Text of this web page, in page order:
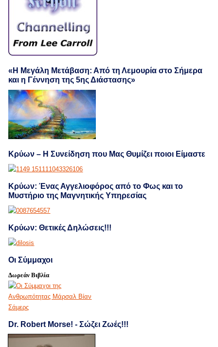
«Η Μεγάλη Μετάβαση: Από τη Λεμουρία στο Σήμερα
και η Γέννηση της 5ης Διάστασης»
Κρύων – Η Συνείδηση που Μας Θυμίζει ποιοι Είμαστε
Κρύων: Ένας Αγγελιοφόρος από το Φως και το
Μυστήριο της Μαγνητικής Υπηρεσίας
Κρύων: Θετικές Δηλώσεις!!!
Οι Σύμμαχοι
Δωρεάν Βιβλία
Dr. Robert Morse! - Σώζει Ζωές!!!